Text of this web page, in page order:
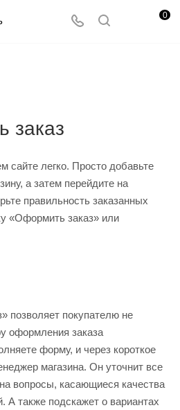
0
заказ
сайте легко. Просто добавьте
а затем перейдите на
правильность заказанных
«Оформить заказ» или
позволяет покупателю не
оформления заказа
форму, и через короткое
магазина. Он уточнит все
вопросы, касающиеся качества
А также подскажет о вариантах